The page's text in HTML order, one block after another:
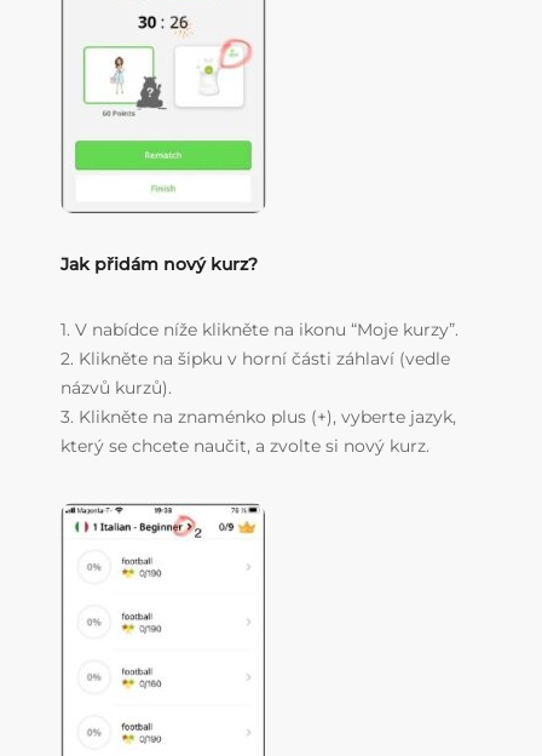
Jak přidám nový kurz?
1. V nabídce níže klikněte na ikonu “Moje kurzy”.
2. Klikněte na šipku v horní části záhlaví (vedle
názvů kurzů).
3. Klikněte na znaménko plus (+), vyberte jazyk,
který se chcete naučit, a zvolte si nový kurz.